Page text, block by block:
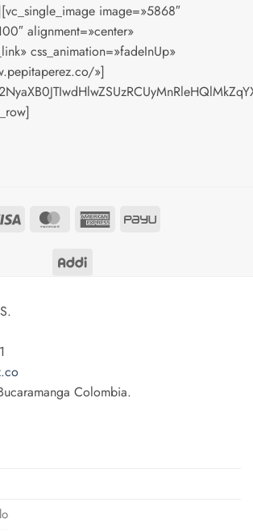
image=»5868″
alignment=»center»
css_animation=»fadeInUp»
»]
Visa MasterCardAmericanPayU
Colombia.